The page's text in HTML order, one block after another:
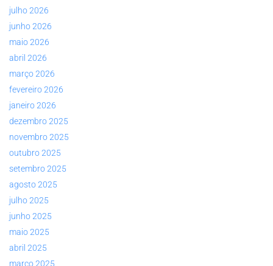
julho 2026
junho 2026
maio 2026
abril 2026
março 2026
fevereiro 2026
janeiro 2026
dezembro 2025
novembro 2025
outubro 2025
setembro 2025
agosto 2025
julho 2025
junho 2025
maio 2025
abril 2025
março 2025